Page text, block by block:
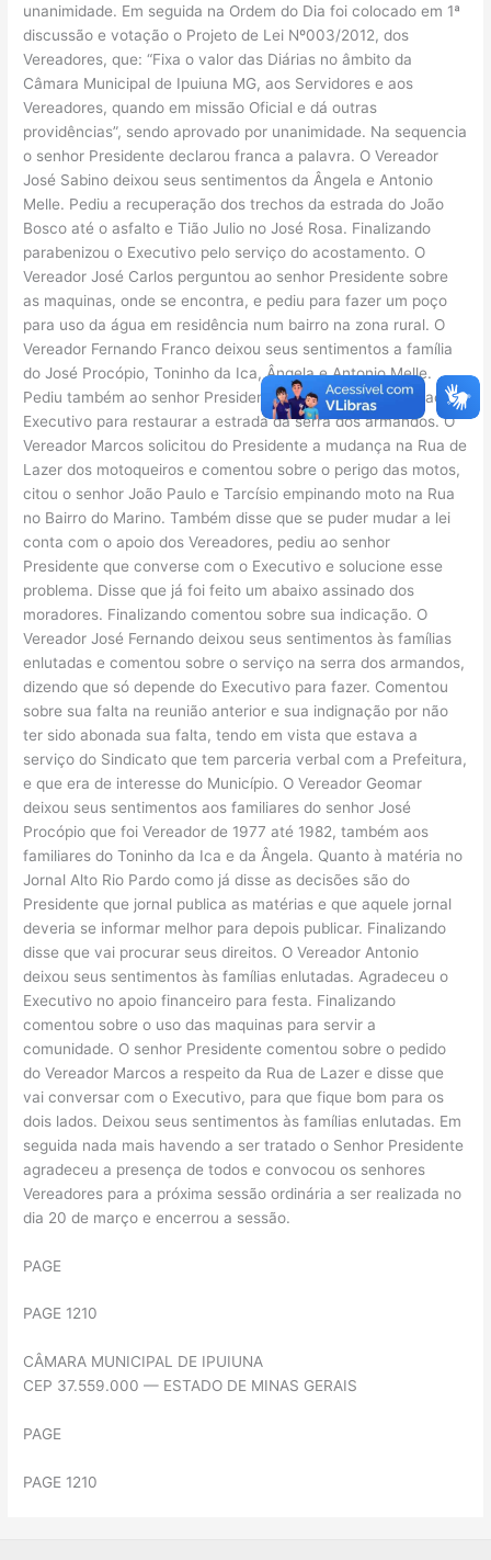
unanimidade. Em seguida na Ordem do Dia foi colocado em 1ª
discussão e votação o Projeto de Lei Nº003/2012, dos
Vereadores, que: “Fixa o valor das Diárias no âmbito da
Câmara Municipal de Ipuiuna MG, aos Servidores e aos
Vereadores, quando em missão Oficial e dá outras
providências”, sendo aprovado por unanimidade. Na sequencia
o senhor Presidente declarou franca a palavra. O Vereador
José Sabino deixou seus sentimentos da Ângela e Antonio
Melle. Pediu a recuperação dos trechos da estrada do João
Bosco até o asfalto e Tião Julio no José Rosa. Finalizando
parabenizou o Executivo pelo serviço do acostamento. O
Vereador José Carlos perguntou ao senhor Presidente sobre
as maquinas, onde se encontra, e pediu para fazer um poço
para uso da água em residência num bairro na zona rural. O
Vereador Fernando Franco deixou seus sentimentos a família
do José Procópio, Toninho da Ica, Ângela e Antonio Melle.
Pediu também ao senhor Presidente que interceda junto ao
Executivo para restaurar a estrada da serra dos armandos. O
Vereador Marcos solicitou do Presidente a mudança na Rua de
Lazer dos motoqueiros e comentou sobre o perigo das motos,
citou o senhor João Paulo e Tarcísio empinando moto na Rua
no Bairro do Marino. Também disse que se puder mudar a lei
conta com o apoio dos Vereadores, pediu ao senhor
Presidente que converse com o Executivo e solucione esse
problema. Disse que já foi feito um abaixo assinado dos
moradores. Finalizando comentou sobre sua indicação. O
Vereador José Fernando deixou seus sentimentos às famílias
enlutadas e comentou sobre o serviço na serra dos armandos,
dizendo que só depende do Executivo para fazer. Comentou
sobre sua falta na reunião anterior e sua indignação por não
ter sido abonada sua falta, tendo em vista que estava a
serviço do Sindicato que tem parceria verbal com a Prefeitura,
e que era de interesse do Município. O Vereador Geomar
deixou seus sentimentos aos familiares do senhor José
Procópio que foi Vereador de 1977 até 1982, também aos
familiares do Toninho da Ica e da Ângela. Quanto à matéria no
Jornal Alto Rio Pardo como já disse as decisões são do
Presidente que jornal publica as matérias e que aquele jornal
deveria se informar melhor para depois publicar. Finalizando
disse que vai procurar seus direitos. O Vereador Antonio
deixou seus sentimentos às famílias enlutadas. Agradeceu o
Executivo no apoio financeiro para festa. Finalizando
comentou sobre o uso das maquinas para servir a
comunidade. O senhor Presidente comentou sobre o pedido
do Vereador Marcos a respeito da Rua de Lazer e disse que
vai conversar com o Executivo, para que fique bom para os
dois lados. Deixou seus sentimentos às famílias enlutadas. Em
seguida nada mais havendo a ser tratado o Senhor Presidente
agradeceu a presença de todos e convocou os senhores
Vereadores para a próxima sessão ordinária a ser realizada no
dia 20 de março e encerrou a sessão.
PAGE
PAGE 1210
CÂMARA MUNICIPAL DE IPUIUNA
CEP 37.559.000 — ESTADO DE MINAS GERAIS
PAGE
PAGE 1210